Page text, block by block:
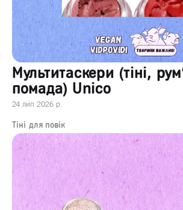
Мультитаскери (тіні,
помада) Unico
24 лип 2026 р.
Тіні для повік